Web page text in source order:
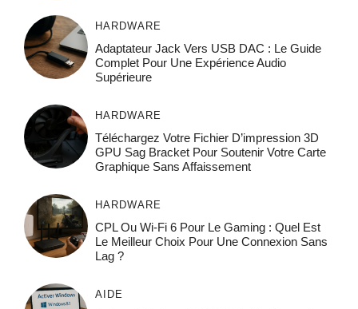
HARDWARE
Adaptateur Jack Vers USB DAC : Le Guide
Complet Pour Une Expérience Audio
Supérieure
HARDWARE
Téléchargez Votre Fichier D’impression 3D
GPU Sag Bracket Pour Soutenir Votre Carte
Graphique Sans Affaissement
HARDWARE
CPL Ou Wi-Fi 6 Pour Le Gaming : Quel Est
Le Meilleur Choix Pour Une Connexion Sans
Lag ?
AIDE